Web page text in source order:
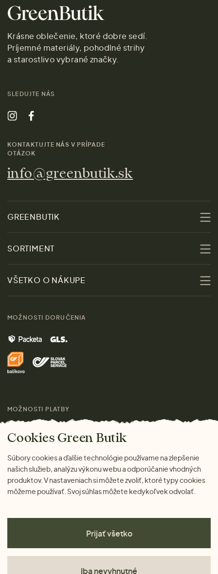
Krásne oblečenie, ktoré dobre sedí.
Príjemné materiály, pohodlné strihy
a starostlivo vybrané značky.
SLEDUJTE NÁS
KONTAKTUJTE NÁS V PRÍPADE
OTÁZOK
info@greenbutik.sk
GREENBUTIK
O nás
Udržateľnosť
Kontakt
Značky
Pre médiá
SORTIMENT
Zľavy
Ženy
Muži
Darčeky
VŠETKO O NÁKUPE
Doprava a platba
MOŽNOSTI DORUČENIA
MOŽNOSTI PLATBY
Cookies Green Butik
Súbory cookies a ďalšie technológie používame na zlepšenie
našich služieb, analýzu výkonu webu a odporúčanie vhodných
produktov. V nastaveniach si môžete zvoliť, ktoré typy cookies
môžeme používať. Svoj súhlas môžete kedykoľvek odvolať.
Prijať všetko
Iba nevyhnutné